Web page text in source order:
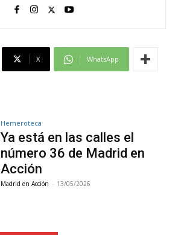
X WhatsApp
Hemeroteca
Ya está en las calles el
número 36 de Madrid en
Acción
Madrid en Acción - 13/05/2026